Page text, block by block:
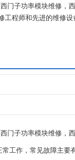
门子功率模块维修
工程师和先进的维修
西门子功率模块维修，
工作，常见故障主要